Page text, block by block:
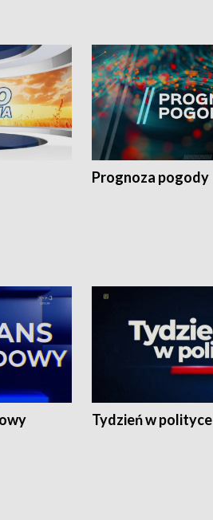
Prognoza pogody
Tydzień w polityce